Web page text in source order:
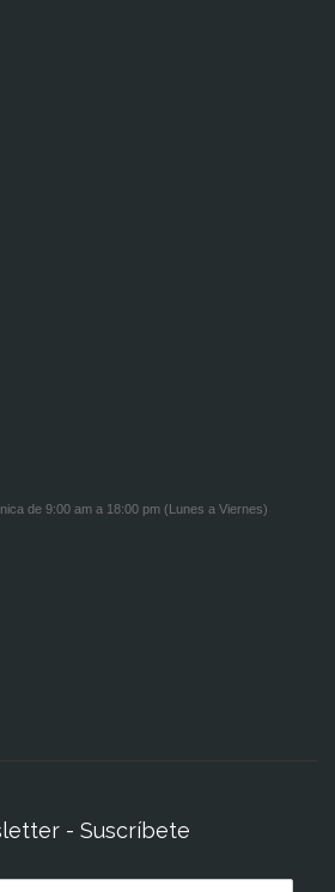
de 9:00 am a 18:00 pm (Lunes a Viernes)
- Suscríbete